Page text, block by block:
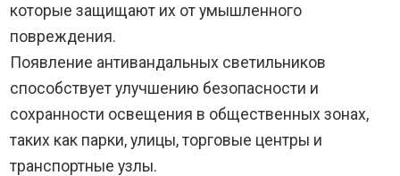
которые защищают их от умышленного
повреждения.
Появление антивандальных светильников
способствует улучшению безопасности и
сохранности освещения в общественных зонах,
таких как парки, улицы, торговые центры и
транспортные узлы.